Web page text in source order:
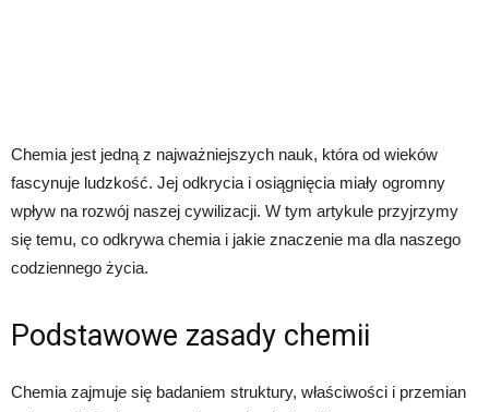
Chemia jest jedną z najważniejszych nauk, która od wieków
fascynuje ludzkość. Jej odkrycia i osiągnięcia miały ogromny
wpływ na rozwój naszej cywilizacji. W tym artykule przyjrzymy
się temu, co odkrywa chemia i jakie znaczenie ma dla naszego
codziennego życia.
Podstawowe zasady chemii
Chemia zajmuje się badaniem struktury, właściwości i przemian